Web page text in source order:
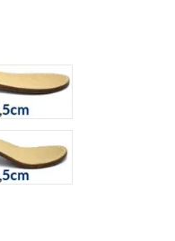
h. 1,5cm
h. 4,5cm